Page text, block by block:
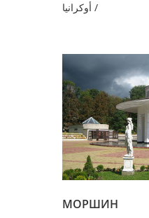
/ أوكرانيا
МОРШИН